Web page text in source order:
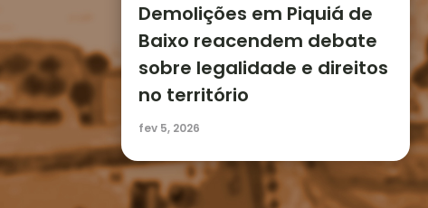
Demolições em Piquiá de
Baixo reacendem debate
sobre legalidade e direitos
no território
fev 5, 2026